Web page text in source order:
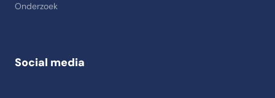
Onderzoek
Social media